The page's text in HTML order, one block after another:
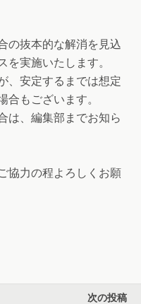
の抜本的な解消を見込
を実施いたします。
、安定するまでは想定
合もございます。
は、編集部までお知ら
協力の程よろしくお願
次の投稿